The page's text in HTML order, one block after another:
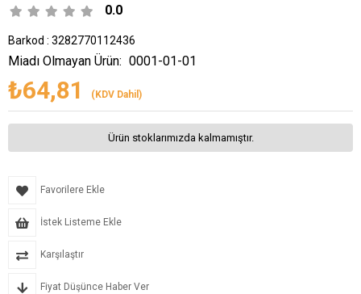
0.0
Barkod : 3282770112436
₺64,81 (KDV Dahil)
Miadı Olmayan Ürün: 0001-01-01
Ürün stoklarımızda kalmamıştır.
Favorilere Ekle
İstek Listeme Ekle
Karşılaştır
Fiyat Düşünce Haber Ver